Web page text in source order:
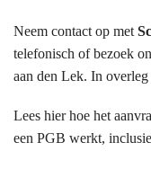
Neem contact op met
telefonisch of bezoek
aan den Lek. In
Lees hier hoe het
een PGB werkt,